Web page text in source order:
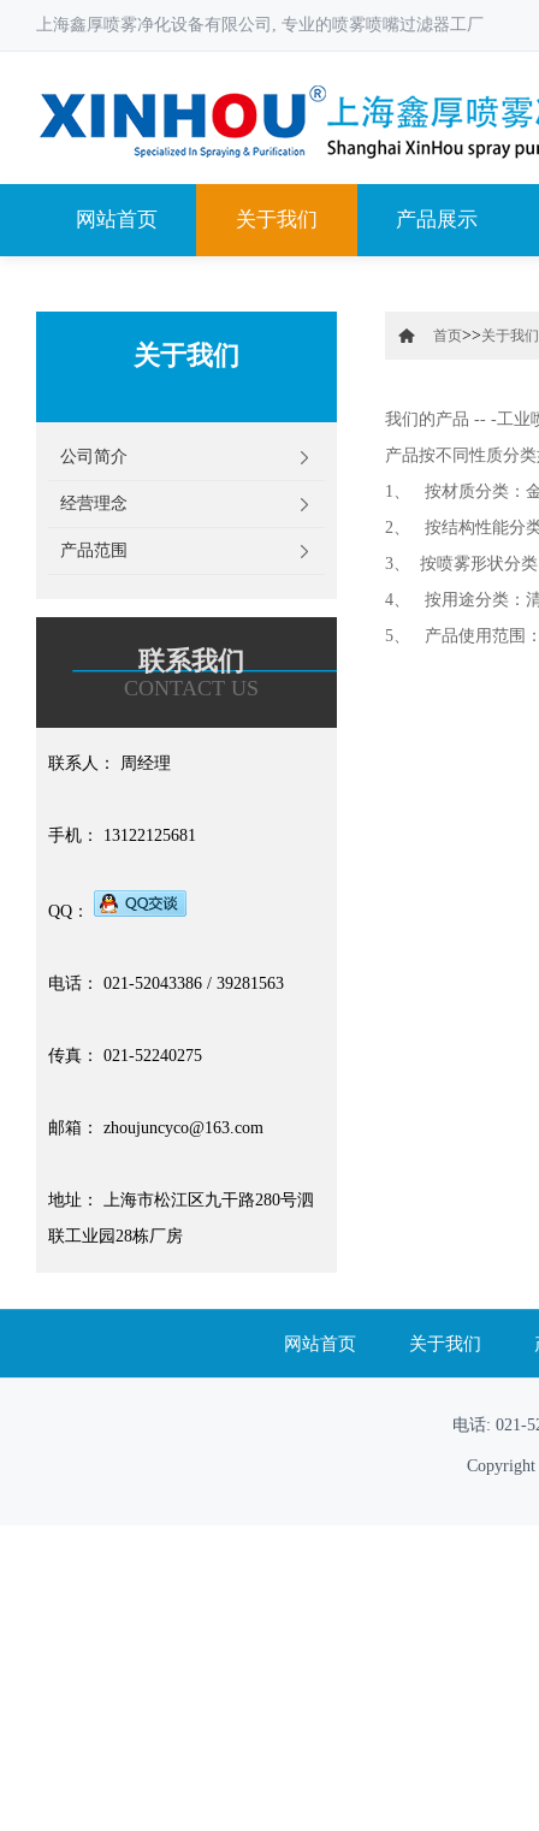
上海鑫厚喷雾净化设备有限公司, 专业的喷雾喷嘴过滤器工厂
网站首页 关于我们 产品展示
关于我们
公司简介
经营理念
产品范围
联系我们
CONTACT US
联系人： 周经理
手机： 13122125681
QQ：
电话： 021-52043386 / 39281563
传真： 021-52240275
邮箱： zhoujuncyco@163.com
地址： 上海市松江区九干路280号泗
联工业园28栋厂房
首页>>关于我们
我们的产品 -- -工业
产品按不同性质分
1、 按材质分类：
2、 按结构性能分
3、 按喷雾形状分
4、 按用途分类：
5、 产品使用范围
网站首页 关于我们
电话: 021-